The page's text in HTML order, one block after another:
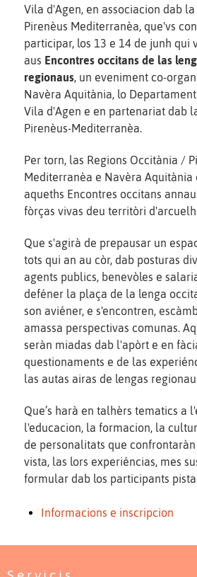
Vila d'Agen, en associacion dab
Pirenèus Mediterranèa, que'vs
participar, los 13 e 14 de junh qui
aus Encontres occitans de las
regionaus, un eveniment co-
Navèra Aquitània, lo
Vila d'Agen e en partenariat dab
Pirenèus-Mediterranèa.
Per torn, las Regions Occitània /
Mediterranèa e Navèra Aquitània
aqueths Encontres occitans
fòrças vivas deu territòri
Que s'agirà de prepausar un
tots qui an au còr, dab posturas
agents publics, benevòles e
deféner la plaça de la lenga
son aviéner, e s'encontren,
amassa perspectivas comunas.
seràn miadas dab l'apòrt e en
questionaments e de las
las autas airas de lengas
Que’s harà en talhèrs tematics a
l'educacion, la formacion, la
de personalitats que
vista, las lors experiéncias, mes
formular dab los participants
Informacions e inscripcion